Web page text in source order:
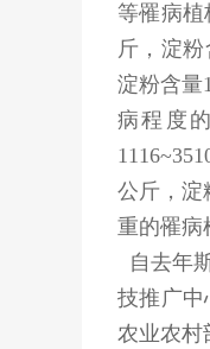
等罹病
斤，淀
淀粉含量
病程度
1116~351
公斤，淀
重的罹病
自去年
技推广
农业农村